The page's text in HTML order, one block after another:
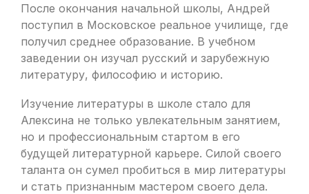
После окончания начальной школы, Андрей
поступил в Московское реальное училище, где
получил среднее образование. В учебном
заведении он изучал русский и зарубежную
литературу, философию и историю.
Изучение литературы в школе стало для
Алексина не только увлекательным занятием,
но и профессиональным стартом в его
будущей литературной карьере. Силой своего
таланта он сумел пробиться в мир литературы
и стать признанным мастером своего дела.